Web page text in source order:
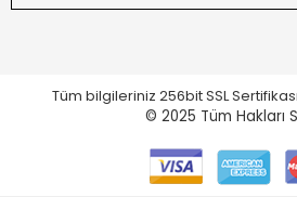
Tüm bilgileriniz 256bit SSL
© 2025 Tüm Hakları